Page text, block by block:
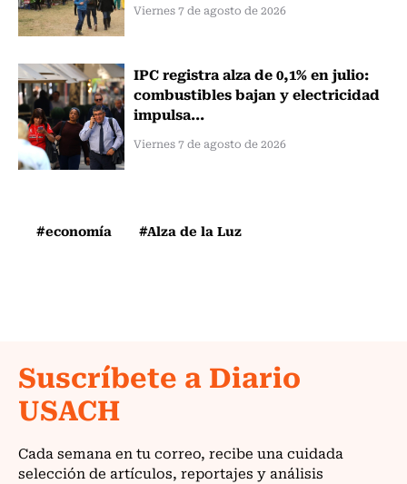
Viernes 7 de agosto de 2026
IPC registra alza de 0,1% en julio:
combustibles bajan y electricidad
impulsa...
Viernes 7 de agosto de 2026
#economía #Alza de la Luz